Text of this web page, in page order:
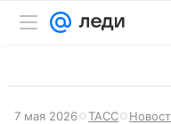
7 мая 2026 ТАСС